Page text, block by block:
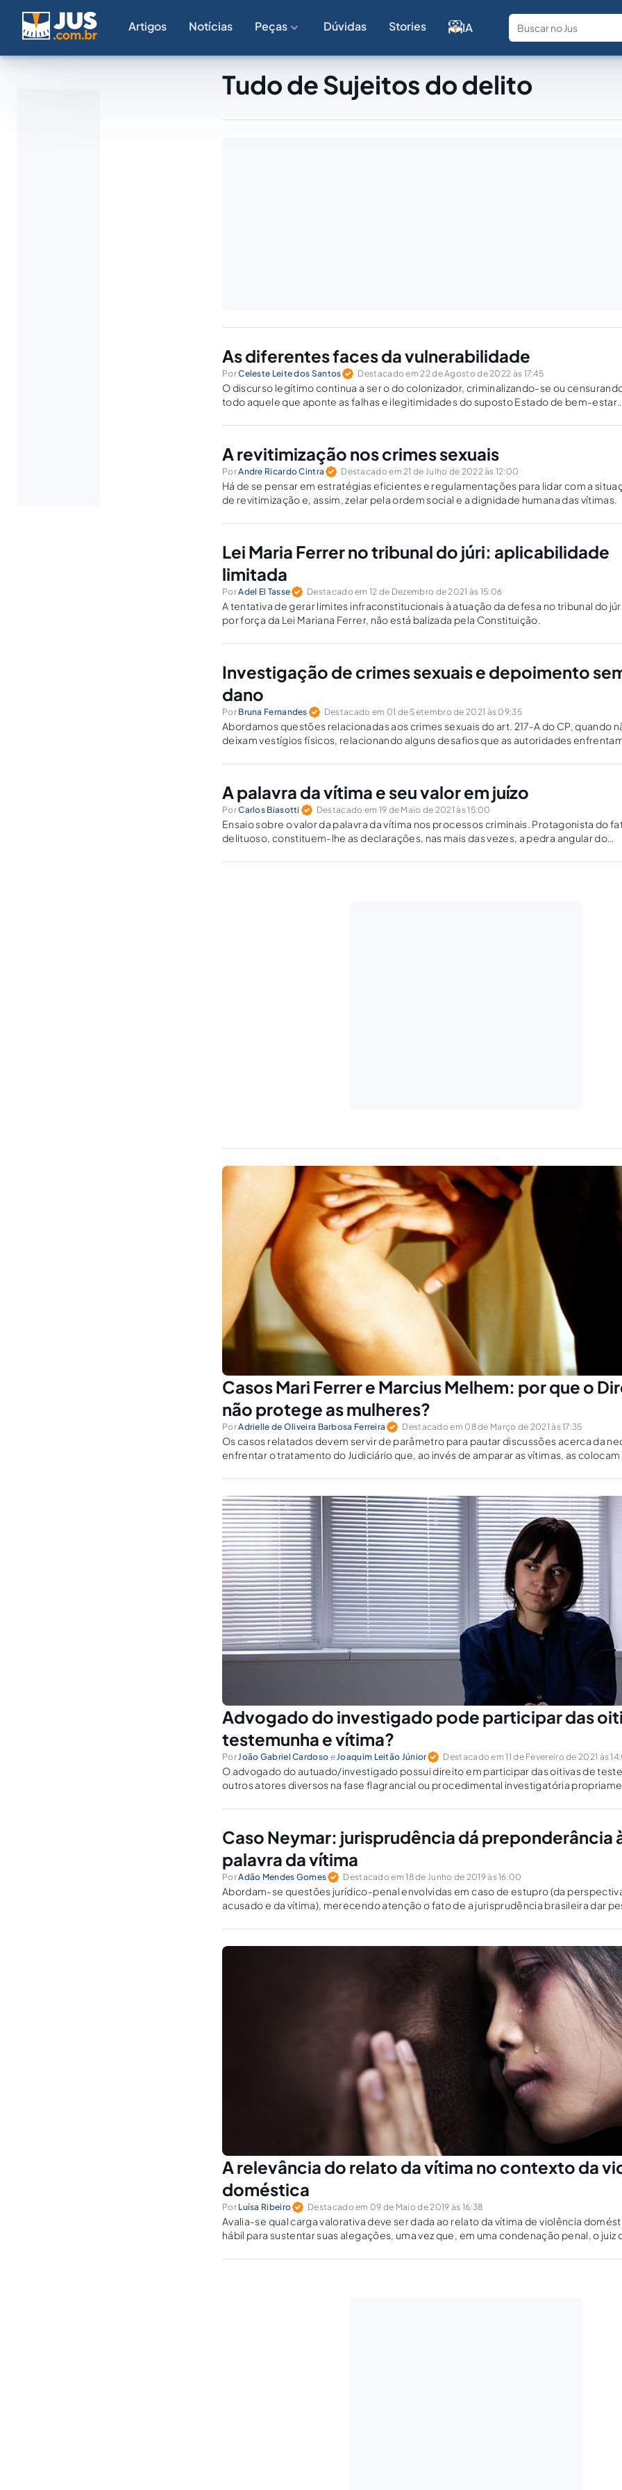
Artigos Notícias Peças Dúvidas Stories IA
Fale com
Tudo de Sujeitos do delito
As diferentes faces da vulnerabilidade
PorCeleste Leite dos Santos Destacado em 22 de Agosto de 2022 às 17:45
O discurso legítimo continua a ser o do colonizador, criminalizando-se ou
todo aquele que aponte as falhas e ilegitimidades do suposto Estado de bem-estar
A revitimização nos crimes sexuais
PorAndre Ricardo Cintra Destacado em 21 de Julho de 2022 às 12:00
Há de se pensar em estratégias eficientes e regulamentações para lidar com a
de revitimização e, assim, zelar pela ordem social e a dignidade humana das vítimas.
Lei Maria Ferrer no tribunal do júri: aplicabilidade
limitada
PorAdel El Tasse Destacado em 12 de Dezembro de 2021 às 15:06
A tentativa de gerar limites infraconstitucionais à atuação da defesa no tribunal do
por força da Lei Mariana Ferrer, não está balizada pela Constituição.
Investigação de crimes sexuais e depoimento
dano
Por Bruna Fernandes Destacado em 01 de Setembro de 2021 às 09:35
Abordamos questões relacionadas aos crimes sexuais do art. 217-A do CP, quando
deixam vestígios físicos, relacionando alguns desafios que as autoridades
A palavra da vítima e seu valor em juízo
PorCarlos Biasotti Destacado em 19 de Maio de 2021 às 15:00
Ensaio sobre o valor da palavra da vítima nos processos criminais. Protagonista do
delituoso, constituem-lhe as declarações, nas mais das vezes, a pedra angular do
Casos Mari Ferrer e Marcius Melhem: por que o
não protege as mulheres?
PorAdrielle de Oliveira Barbosa Ferreira Destacado em 08 de Março de 2021 às 17:35
Os casos relatados devem servir de parâmetro para pautar discussões acerca da
enfrentar o tratamento do Judiciário que, ao invés de amparar as vítimas, as
Advogado do investigado pode participar das
testemunha e vítima?
PorJoão Gabriel Cardoso eJoaquim Leitão Júnior Destacado em 11 de Fevereiro de 2021 às
O advogado do autuado/investigado possui direito em participar das oitivas de
outros atores diversos na fase flagrancial ou procedimental investigatória
Caso Neymar: jurisprudência dá preponderância
palavra da vítima
PorAdão Mendes Gomes Destacado em 18 de Junho de 2019 às 16:00
Abordam-se questões jurídico-penal envolvidas em caso de estupro (da
acusado e da vítima), merecendo atenção o fato de a jurisprudência brasileira dar
A relevância do relato da vítima no contexto da
doméstica
Por Luísa Ribeiro Destacado em 09 de Maio de 2019 às 16:38
Avalia-se qual carga valorativa deve ser dada ao relato da vítima de violência
hábil para sustentar suas alegações, uma vez que, em uma condenação penal, o